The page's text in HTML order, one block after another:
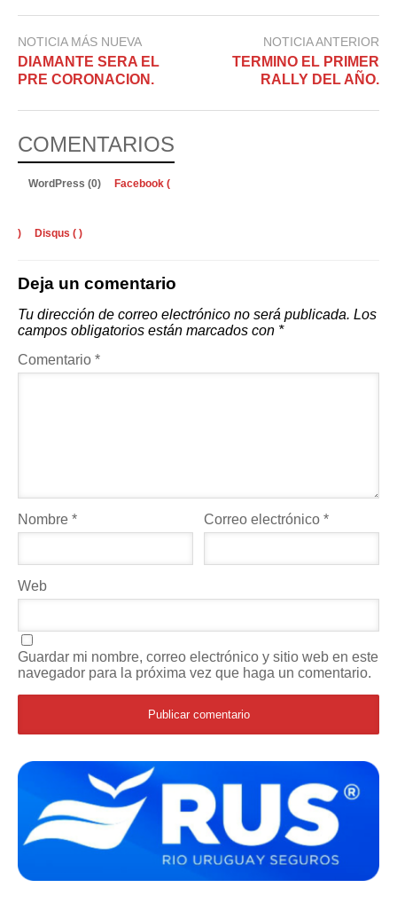
NOTICIA MÁS NUEVA
DIAMANTE SERA EL
PRE CORONACION.
NOTICIA ANTERIOR
TERMINO EL PRIMER
RALLY DEL AÑO.
COMENTARIOS
WordPress (0) Facebook (
) Disqus ( )
Deja un comentario
Tu dirección de correo electrónico no será publicada. Los
campos obligatorios están marcados con *
Comentario *
Nombre * Correo electrónico*
Web
Guardar mi nombre, correo electrónico y sitio web en este
navegador para la próxima vez que haga un comentario.